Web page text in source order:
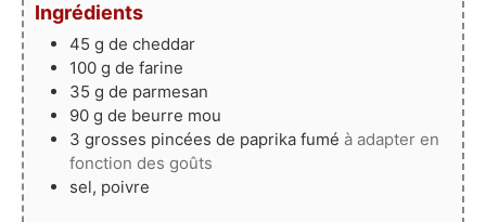
Ingrédients
45 g de cheddar
100 g de farine
35 g de parmesan
90 g de beurre mou
3 grosses pincées de paprika fumé à adapter en
fonction des goûts
sel, poivre